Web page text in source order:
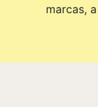
marcas,